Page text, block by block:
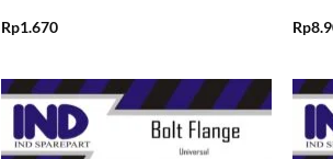
Rp1.670 Rp
Tambahkan
ke Wishlist